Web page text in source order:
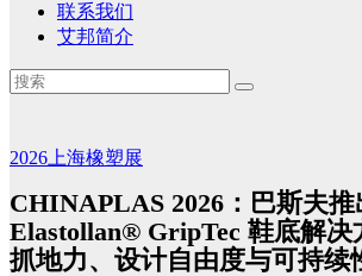
联系我们
艾邦简介
2026上海橡塑展
CHINAPLAS 2026：巴斯夫推
Elastollan® GripTec 鞋底解决
抓地力、设计自由度与可持续